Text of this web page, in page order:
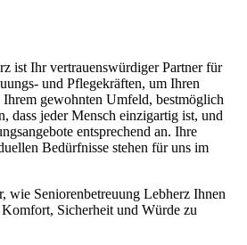
ist Ihr vertrauenswürdiger Partner für
und Pflegekräften, um Ihren
gewohnten Umfeld, bestmöglich
dass jeder Mensch einzigartig ist, und
entsprechend an. Ihre
Bedürfnisse stehen für uns im
wie Seniorenbetreuung Lebherz Ihnen
Sicherheit und Würde zu